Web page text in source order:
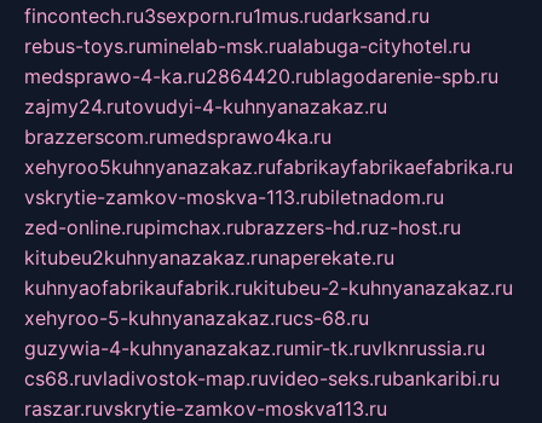
fincontech.ru3sexporn.ru1mus.rudarksand.ru
rebus-toys.ruminelab-msk.rualabuga-cityhotel.ru
medsprawo-4-ka.ru2864420.rublagodarenie-spb.ru
zajmy24.rutovudyi-4-kuhnyanazakaz.ru
brazzerscom.rumedsprawo4ka.ru
xehyroo5kuhnyanazakaz.rufabrikayfabrikaefabrika.ru
vskrytie-zamkov-moskva-113.rubiletnadom.ru
zed-online.rupimchax.rubrazzers-hd.ruz-host.ru
kitubeu2kuhnyanazakaz.runaperekate.ru
kuhnyaofabrikaufabrik.rukitubeu-2-kuhnyanazakaz.ru
xehyroo-5-kuhnyanazakaz.rucs-68.ru
guzywia-4-kuhnyanazakaz.rumir-tk.ruvlknrussia.ru
cs68.ruvladivostok-map.ruvideo-seks.rubankaribi.ru
raszar.ruvskrytie-zamkov-moskva113.ru